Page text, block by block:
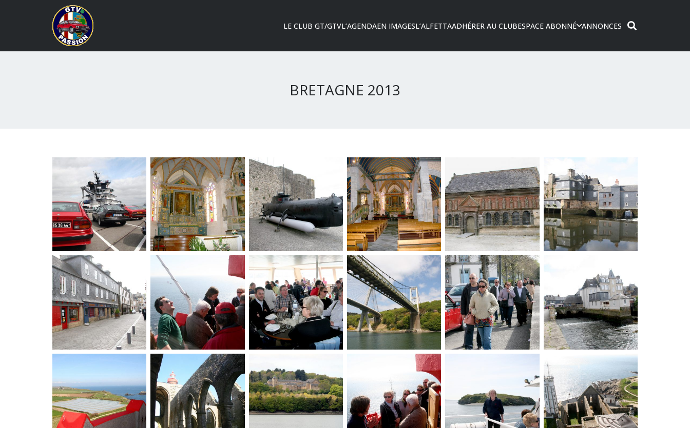
LE CLUB GT/GTVL’AGENDAEN IMAGESL’ALFETTAADHÉRER AU CLUBESPACE ABONNÉ ANNONCES
BRETAGNE 2013